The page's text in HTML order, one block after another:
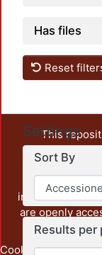
Has files
Reset
Settings
Sort By
Results per
This
unrestricted
output of
institution, as
are openly
Cookie Privacy